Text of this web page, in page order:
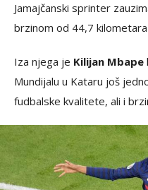
Jamajčanski sprinter
brzinom od 44,7
Iza njega je Kilijan Mbape
Mundijalu u Kataru još
fudbalske kvalitete, ali i